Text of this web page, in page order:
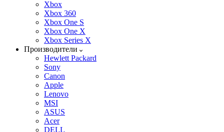
Xbox
Xbox 360
Xbox One S
Xbox One X
Xbox Series X
Производители
Hewlett Packard
Sony
Canon
Apple
Lenovo
MSI
ASUS
Acer
DELL